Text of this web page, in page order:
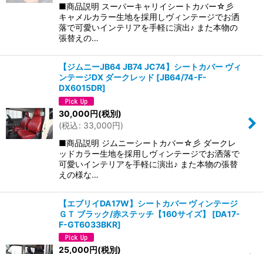
■商品説明 スーパーキャリイシートカバー☆彡
キャメルカラー生地を採用しヴィンテージでお洒
落で可愛いインテリアを手軽に演出♪ また本物の
張替えの…
【ジムニーJB64 JB74 JC74】シートカバー ヴィ
ンテージDX ダークレッド [JB64/74-F-
DX6015DR]
30,000円(税別)
(税込: 33,000円)
■商品説明 ジムニーシートカバー☆彡 ダークレ
ッドカラー生地を採用しヴィンテージでお洒落で
可愛いインテリアを手軽に演出♪ また本物の張替
えの様な…
【エブリイDA17W】シートカバー ヴィンテージ
ＧＴ ブラック/赤ステッチ【160サイズ】
[DA17-
F-GT6033BKR]
25,000円(税別)